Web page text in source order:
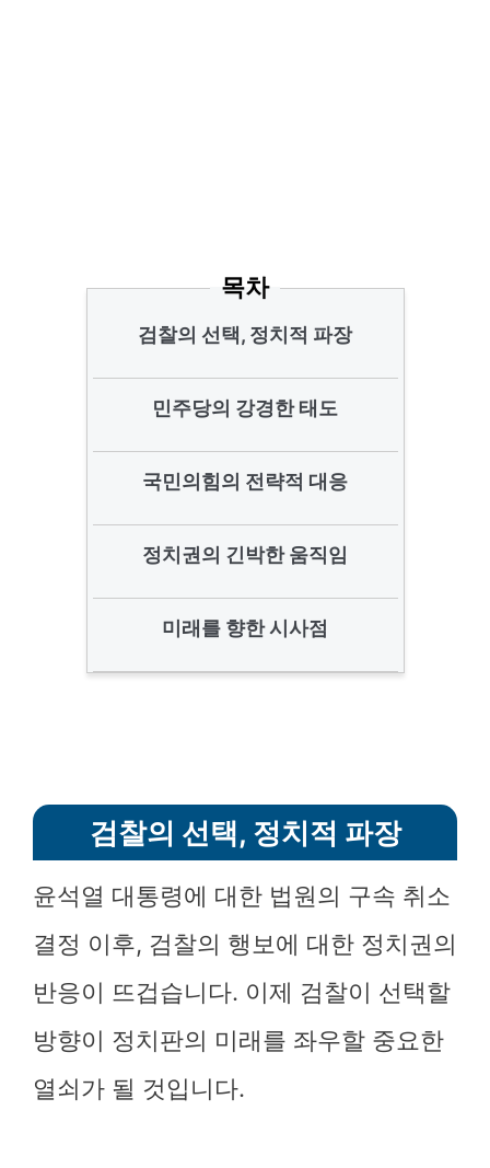
목차
검찰의 선택, 정치적 파장
민주당의 강경한 태도
국민의힘의 전략적 대응
정치권의 긴박한 움직임
미래를 향한 시사점
검찰의 선택, 정치적 파장
윤석열 대통령에 대한 법원의 구속 취소
결정 이후, 검찰의 행보에 대한 정치권의
반응이 뜨겁습니다. 이제 검찰이 선택할
방향이 정치판의 미래를 좌우할 중요한
열쇠가 될 것입니다.